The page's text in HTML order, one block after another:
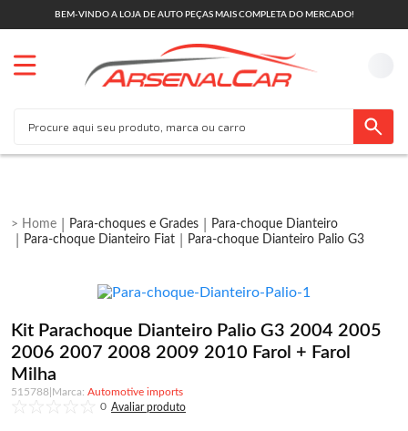
BEM-VINDO A LOJA DE AUTO PEÇAS MAIS COMPLETA DO MERCADO!
Para-choques e Grades
Para-choque Dianteiro
Para-choque Dianteiro Fiat
Para-choque Dianteiro Palio G3
Kit Parachoque Dianteiro Palio G3 2004 2005
2006 2007 2008 2009 2010 Farol + Farol
Milha
515788
Automotive imports
0